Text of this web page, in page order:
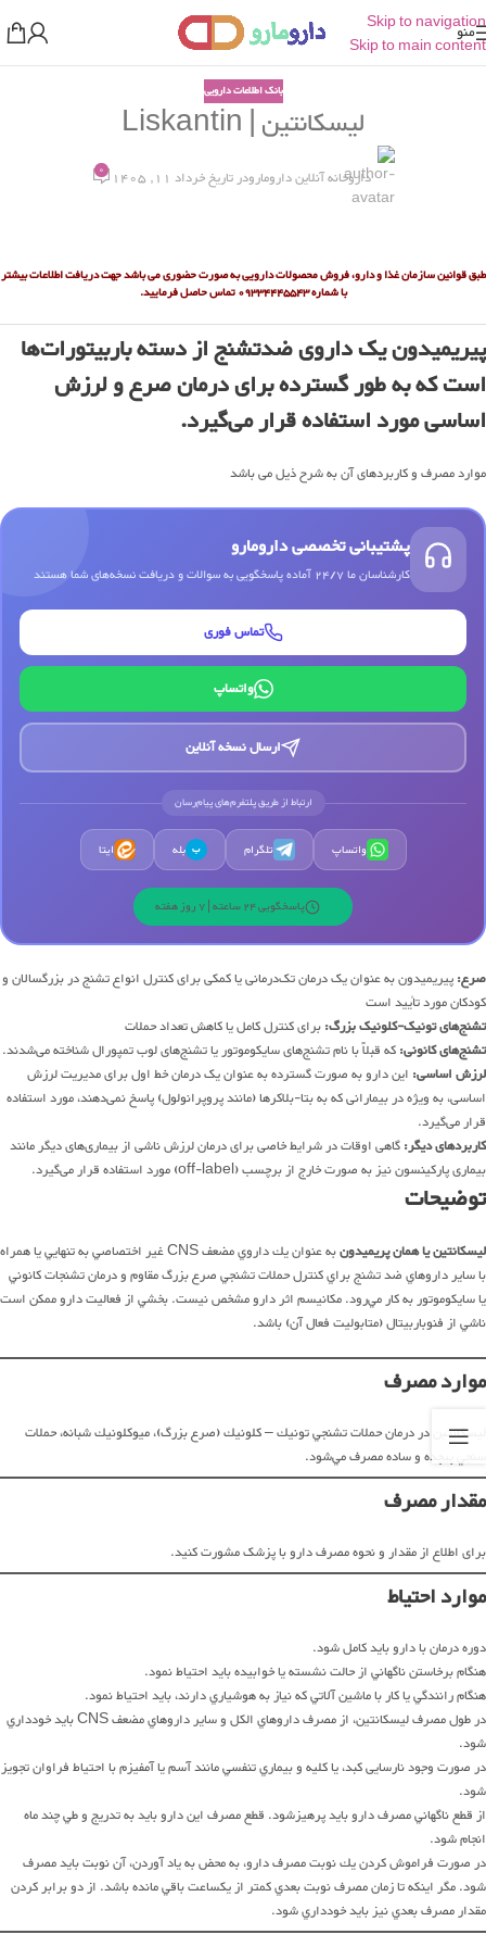
Skip to navigation
Skip to main content
منو
بانک اطلاعات دارویی
ليسکانتين | Liskantin
داروخانه آنلاین دارومارودر تاریخ خرداد 11, 1405 0
طبق قوانین سازمان غذا و دارو، فروش محصولات دارویی به صورت حضوری می باشد جهت دریافت اطلاعات بیشتر
با شماره09334445543 تماس حاصل فرمایید.
پیریمیدون یک داروی ضدتشنج از دسته باربیتورات‌ها
است که به طور گسترده برای درمان صرع و لرزش
اساسی مورد استفاده قرار می‌گیرد.
موارد مصرف و کاربردهای آن به شرح ذیل می باشد
پشتیبانی تخصصی دارومارو
کارشناسان ما 24/7 آماده پاسخگویی به سوالات و دریافت نسخه‌های شما هستند
تماس فوری
واتساپ
ارسال نسخه آنلاین
ارتباط از طریق پلتفرم‌های پیام‌رسان
واتساپ تلگرام ب بله ایتا
پاسخگویی 24 ساعته | 7 روز هفته
صرع:پیریمیدون به عنوان یک درمان تک‌درمانی یا کمکی برای کنترل انواع تشنج در بزرگسالان و
کودکان مورد تأیید است
تشنج‌های تونیک-کلونیک بزرگ:برای کنترل کامل یا کاهش تعداد حملات
تشنج‌های کانونی:که قبلاً با نام تشنج‌های سایکوموتور یا تشنج‌های لوب تمپورال شناخته می‌شدند.
لرزش اساسی: این دارو به صورت گسترده به عنوان یک درمان خط اول برای مدیریت لرزش
اساسی، به ویژه در بیمارانی که به بتا-بلاکرها (مانند پروپرانولول) پاسخ نمی‌دهند، مورد استفاده
قرار می‌گیرد.
کاربردهای دیگر:گاهی اوقات در شرایط خاصی برای درمان لرزش ناشی از بیماری‌های دیگر مانند
بیماری پارکینسون نیز به صورت خارج از برچسب (off-label) مورد استفاده قرار می‌گیرد.
توضیحات
ليسکانتين یا همان پريميدون
به عنوان يك داروي مضعف CNS غير اختصاصي به تنهايي يا همراه
با ساير داروهاي ضد تشنج براي كنترل حملات تشنجي صرع بزرگ مقاوم و درمان تشنجات كانوني
يا سايكوموتور به كار مي‌رود. مكانيسم اثر دارو مشخص نيست. بخشي از فعاليت دارو ممكن است
ناشي از فنوباربيتال (متابوليت فعال آن) باشد.
موارد مصرف
ليسکانتين در درمان حملات تشنجي تونيك – كلونيك (صرع بزرگ)، ميوكلونيك شبانه، حملات
سنجي پيچده و ساده‌ مصرف مي‌شود.
مقدار مصرف
برای اطلاع از مقدار و نحوه مصرف دارو با پزشک مشورت کنید.
موارد احتیاط
دوره درمان با دارو بايد كامل شود.
هنگام برخاستن ناگهاني از حالت نشسته يا خوابيده بايد احتياط نمود.
هنگام رانندگي يا كار با ماشين آلاتي كه نياز به هوشياري دارند، بايد احتياط نمود.
در طول مصرف ليسکانتين، از مصرف داروهاي الكل و ساير داروهاي مضعف CNS بايد خودداري
شود.
در صورت وجود نارسایی کبد، يا كليه و بيماري تنفسي مانند آسم يا آمفيزم با احتياط فراوان تجويز
شود.
از قطع ناگهاني مصرف دارو بايد پرهيز‌شود. قطع مصرف اين دارو بايد به تدريج و طي چند ماه
انجام شود.
در صورت فراموش كردن يك نوبت مصرف دارو، به محض به ياد آوردن، آن نوبت بايد مصرف
شود. مگر اينكه تا زمان مصرف نوبت بعدي كمتر از يكساعت باقي مانده باشد. از دو برابر كردن
مقدار مصرف بعدي نيز بايد خودداري شود.